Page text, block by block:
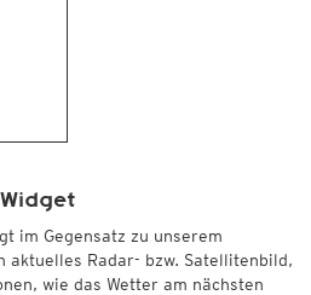
im Gegensatz zu unserem
aktuelles Radar- bzw. Satellitenbild,
wie das Wetter am nächsten